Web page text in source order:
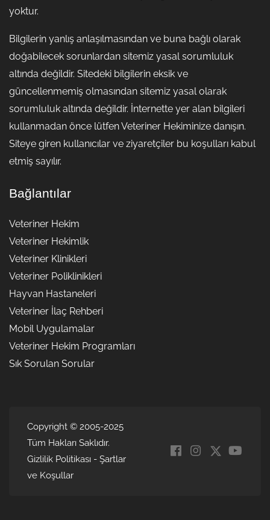
yoktur.
Bilgilerin yanlış anlaşılmasından ve buna bağlı olarak
doğabilecek sorunlardan sitemiz yasal sorumluluk
altında değildir. Sitedeki bilgilerin eksik ve
güncellenmemiş olmasından sitemiz yasal olarak
sorumluluk altında değildir. İnternette yer alan bilgileri
kullanmadan önce lütfen Veteriner Hekiminize danışın.
Siteye giren kullanıcılar ve ziyaretçiler bu koşulları kabul
etmiş sayılır.
Bağlantılar
Veteriner Hekim
Veteriner Hekimlik
Veteriner Klinikleri
Veteriner Poliklinikleri
Hayvan Hastaneleri
Veteriner İlaç Rehberi
Mobil Uygulamalar
Veteriner Hekim Programları
Sık Sorulan Sorular
Copyright © 2005-2025
Tüm Hakları Saklıdır.
Gizlilik Politikası - Şartlar
ve Koşullar